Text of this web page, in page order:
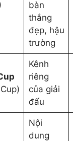
bàn
thắng
đẹp, hậu
trường
Kênh
riêng
của giải
đấu
Nội
dung